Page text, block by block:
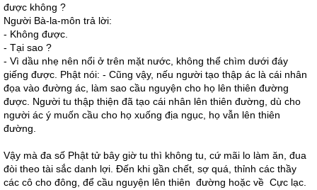
được không ?
Người Bà-la-môn trả lời:
- Không được.
- Tại sao ?
- Vì dầu nhẹ nên nổi ở trên mặt nước, không thể chìm dưới đáy
giếng được. Phật nói: - Cũng vậy, nếu người tạo thập ác là cái nhân
đọa vào đường ác, làm sao cầu nguyện cho họ lên thiên đường
được. Người tu thập thiện đã tạo cái nhân lên thiên đường, dù cho
người ác ý muốn cầu cho họ xuống địa ngục, họ vẫn lên thiên
đường.
Vậy mà đa số Phật tử bây giờ tu thì không tu, cứ mãi lo làm ăn, đua
đòi theo tài sắc danh lợi. Đến khi gần chết, sợ quá, thỉnh các thầy
các cô cho đông, để cầu nguyện lên thiên đường hoặc về Cực lạc.